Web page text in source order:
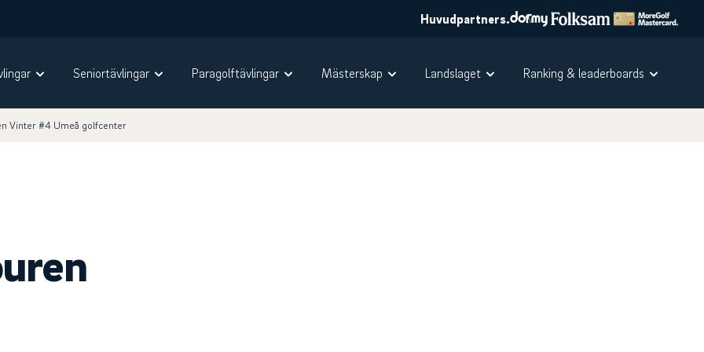
Huvudpartners.
Seniortävlingar Paragolftävlingar Mästerskap Landslaget Ranking & leaderboards
Vinter #4 Umeå golfcenter